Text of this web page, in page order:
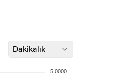
Dakikalık
5.0000